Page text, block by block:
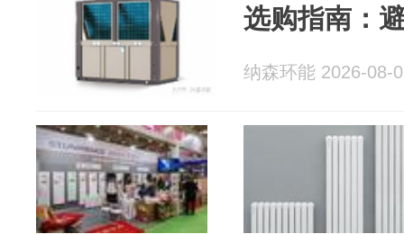
选购指南：
纳森环能 2026-08-